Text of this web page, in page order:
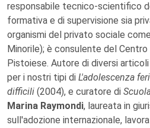
responsabile tecnico-scientifico
formativa e di supervisione sia
organismi del privato sociale
Minorile); è consulente del
Pistoiese. Autore di diversi
per i nostri tipi di L'adolescenza
difficili (2004), e curatore di
Marina Raymondi, laureata in
sull'adozione internazionale,